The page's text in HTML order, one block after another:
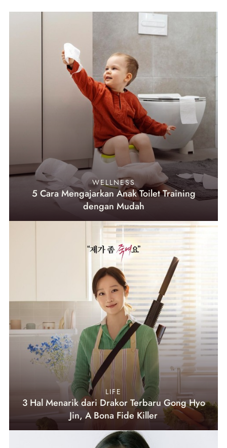
WELLNESS
5 Cara Mengajarkan Anak Toilet Training
dengan Mudah
LIFE
3 Hal Menarik dari Drakor Terbaru Gong Hyo
Jin, A Bona Fide Killer